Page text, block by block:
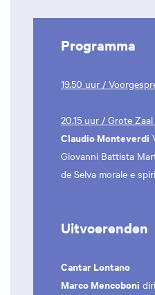
Programma
19.50 uur /
20.15 uur / Grote
Claudio Monteverdi
Giovanni Battista
de Selva morale e
Uitvoerenden
Cantar Lontano
Marco Mencoboni